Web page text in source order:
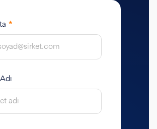
*